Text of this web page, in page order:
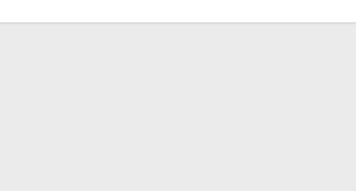
странство!
Косово?